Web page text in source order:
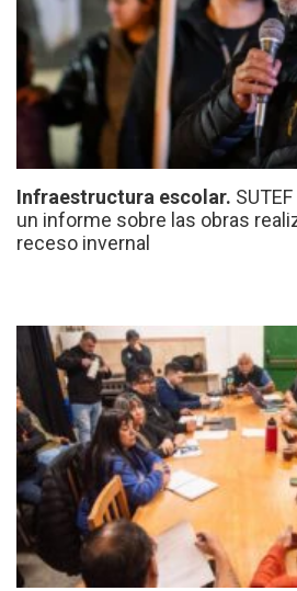
Infraestructura escolar.
un informe sobre las obras
receso invernal